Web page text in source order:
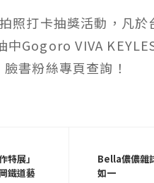
照打卡抽獎活動，凡
Gogoro VIVA
書粉絲專頁查詢！
特展」
鐵道藝
Bella儂儂雜
如一